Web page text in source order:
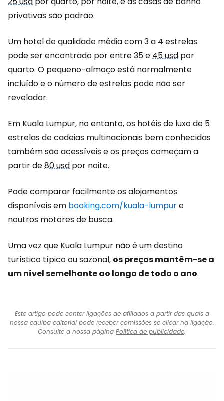
privativas são padrão.
Um hotel de qualidade média com 3 a 4 estrelas
pode ser encontrado por entre 35 e45 usd por
quarto. O pequeno-almoço está normalmente
incluído e o número de estrelas pode não ser
revelador.
Em Kuala Lumpur, no entanto, os hotéis de luxo de 5
estrelas de cadeias multinacionais bem conhecidas
também são acessíveis e os preços começam a
partir de80 usd por noite.
Pode comparar facilmente os alojamentos
disponíveis em booking.com/kuala-lumpure
noutros motores de busca.
Uma vez que Kuala Lumpur não é um destino
turístico típico ou sazonal, os preços mantêm-se a
um nível semelhante ao longo de todo o ano.
Este artigo pode conter ligações de afiliados a partir das quais a
nossa equipa editorial pode receber comissões se clicar na ligação.
Consulte a nossa página Política de publicidade.